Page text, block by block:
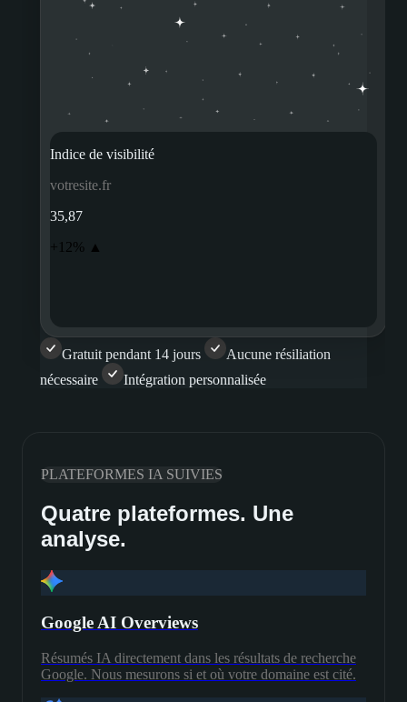
Indice de visibilité
votresite.fr
35,87
+12% ▲
Gratuit pendant 14 jours
Aucune résiliation
nécessaire
Intégration personnalisée
PLATEFORMES IA SUIVIES
Quatre plateformes. Une
analyse.
Google AI Overviews
Résumés IA directement dans les résultats de recherche
Google. Nous mesurons si et où votre domaine est cité.